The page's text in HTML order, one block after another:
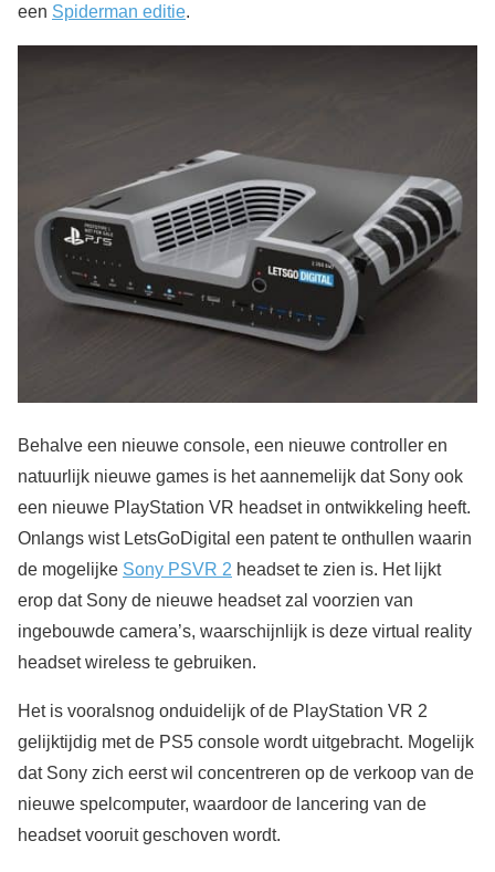
een Spiderman editie.
Behalve een nieuwe console, een nieuwe controller en
natuurlijk nieuwe games is het aannemelijk dat Sony ook
een nieuwe PlayStation VR headset in ontwikkeling heeft.
Onlangs wist LetsGoDigital een patent te onthullen waarin
de mogelijke Sony PSVR 2 headset te zien is. Het lijkt
erop dat Sony de nieuwe headset zal voorzien van
ingebouwde camera’s, waarschijnlijk is deze virtual reality
headset wireless te gebruiken.
Het is vooralsnog onduidelijk of de PlayStation VR 2
gelijktijdig met de PS5 console wordt uitgebracht. Mogelijk
dat Sony zich eerst wil concentreren op de verkoop van de
nieuwe spelcomputer, waardoor de lancering van de
headset vooruit geschoven wordt.